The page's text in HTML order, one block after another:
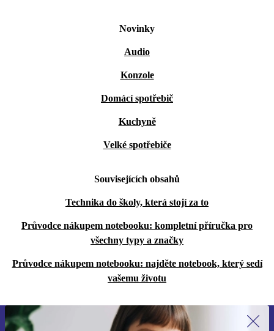
Novinky
Audio
Konzole
Domácí spotřebič
Kuchyně
Velké spotřebiče
Souvisejících obsahů
Technika do školy, která stojí za to
Průvodce nákupem notebooku: kompletní příručka pro
všechny typy a značky
Průvodce nákupem notebooku: najděte notebook, který sedí
vašemu životu